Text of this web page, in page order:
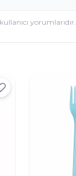
yorumlarıdır.